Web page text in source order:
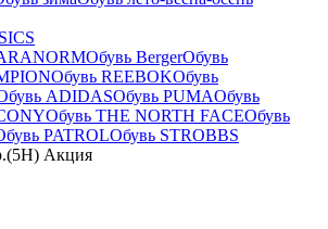
Обувь BergerОбувь
Обувь REEBOKОбувь
ADIDASОбувь PUMAОбувь
Обувь THE NORTH FACEОбувь
PATROLОбувь STROBBS
Акция